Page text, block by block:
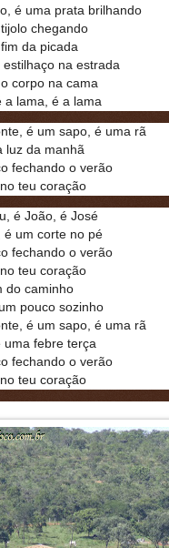
é uma prata brilhando
chegando
da picada
na estrada
corpo na cama
a lama, é a lama
é um sapo, é uma rã
luz da manhã
fechando o verão
teu coração
é João, é José
é um corte no pé
fechando o verão
teu coração
do caminho
pouco sozinho
é um sapo, é uma rã
uma febre terça
fechando o verão
teu coração